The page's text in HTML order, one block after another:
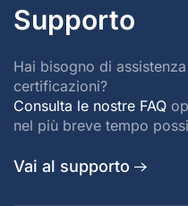
Supporto
Hai bisogno di
certificazioni?
Consulta le nostre FAQ
nel più breve tempo
Vai al supporto